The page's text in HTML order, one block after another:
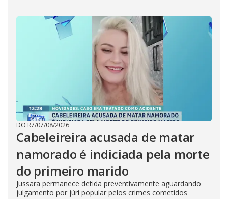
DO R7/07/08/2026
Cabeleireira acusada de matar
namorado é indiciada pela morte
do primeiro marido
Jussara permanece detida preventivamente aguardando
julgamento por júri popular pelos crimes cometidos